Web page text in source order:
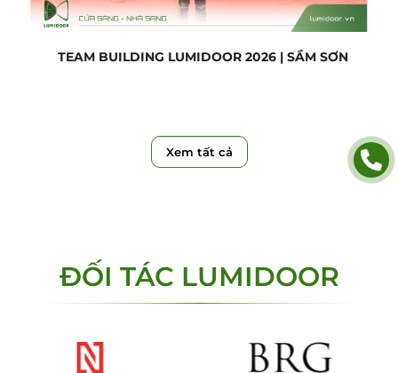
TEAM BUILDING LUMIDOOR 2026 | SẦM SƠN
Xem tất cả
ĐỐI TÁC LUMIDOOR